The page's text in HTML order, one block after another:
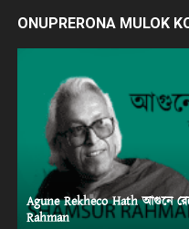
ONUPRERONA MULOK
Agune Rekheco Hath আগুনে
Rahman